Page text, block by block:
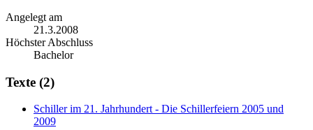
Angelegt am
21.3.2008
Höchster Abschluss
Bachelor
Texte (2)
Schiller im 21. Jahrhundert - Die Schillerfeiern 2005 und
2009